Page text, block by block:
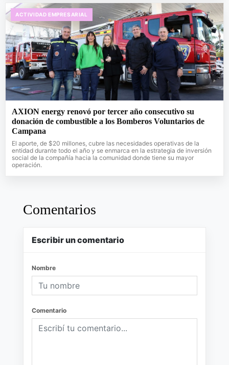
ACTIVIDAD EMPRESARIAL
AXION energy renovó por tercer año consecutivo su
donación de combustible a los Bomberos Voluntarios de
Campana
El aporte, de $20 millones, cubre las necesidades operativas de la
entidad durante todo el año y se enmarca en la estrategia de inversión
social de la compañía hacia la comunidad donde tiene su mayor
operación.
Comentarios
Escribir un comentario
Nombre
Comentario